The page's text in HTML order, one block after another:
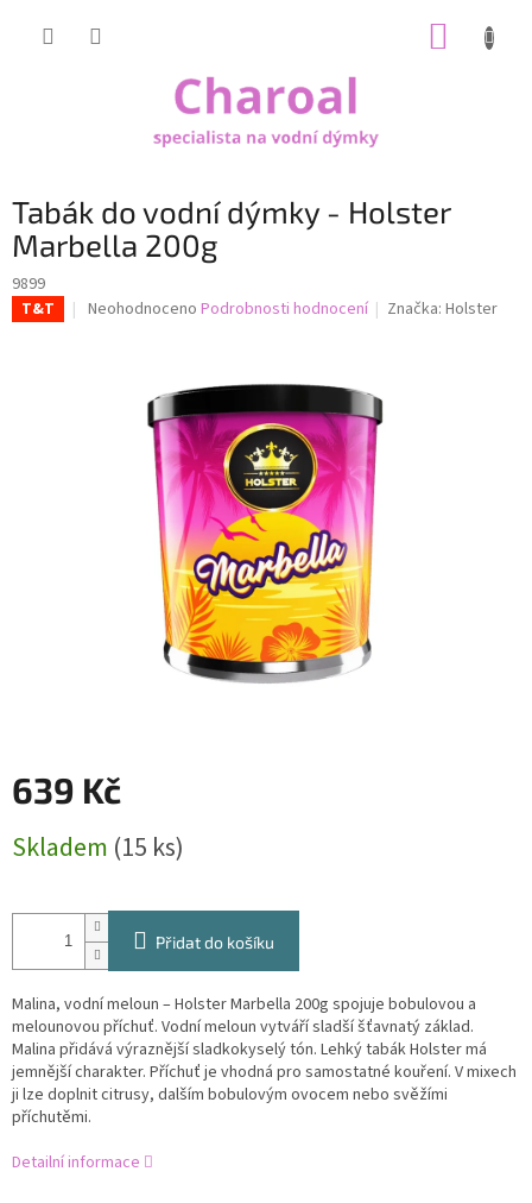
Tabák do vodní dýmky - Holster
Marbella 200g
9899
T&T
Průměrné
hvězdiček.
Neohodnoceno Podrobnosti hodnocení Značka:Holster
639 Kč
cena:
Skladem (15 ks)
Přidat do košíku
Malina, vodní meloun – Holster Marbella 200g spojuje bobulovou a
melounovou příchuť. Vodní meloun vytváří sladší šťavnatý základ.
Malina přidává výraznější sladkokyselý tón. Lehký tabák Holster má
jemnější charakter. Příchuť je vhodná pro samostatné kouření. V mixech
ji lze doplnit citrusy, dalším bobulovým ovocem nebo svěžími
příchutěmi.
Detailní informace